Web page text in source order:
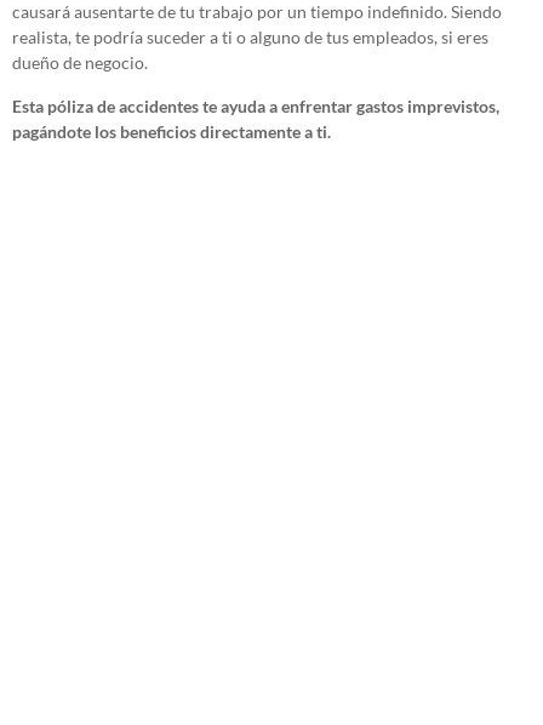
causará ausentarte de tu trabajo por un tiempo indefinido. Siendo
realista, te podría suceder a ti o alguno de tus empleados, si eres
dueño de negocio.
Esta póliza de accidentes te ayuda a enfrentar gastos imprevistos,
pagándote los beneficios directamente a ti.